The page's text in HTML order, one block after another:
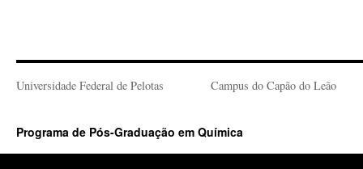
Universidade Federal de Pelotas Campus do Capão do Leão
Programa de Pós-Graduação em Química